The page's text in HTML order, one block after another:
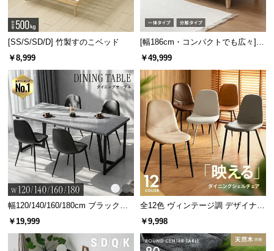
[SS/S/SD/D] 竹製すのこベッド
￥8,999
[幅186cm・コンパクトでも広々] 3
人掛けソファベッド リクライニン
グ 天然木フレーム 北欧
￥49,999
幅120/140/160/180cm ブラックフ
レーム ダイニング 大理石調 4人掛
￥19,999
全12色 ヴィンテージ調 デザイナー
ズシェルチェア
￥9,998